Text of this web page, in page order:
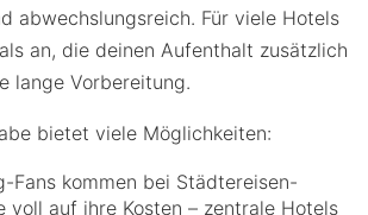
abwechslungsreich. Für viele Hotels
an, die deinen Aufenthalt zusätzlich
lange Vorbereitung.
bietet viele Möglichkeiten:
Fans kommen bei Städtereisen-
voll auf ihre Kosten – zentrale Hotels